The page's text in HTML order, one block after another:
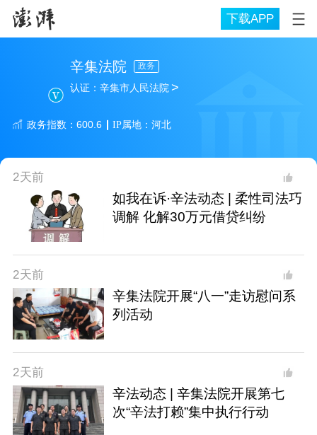
下载APP
辛集法院 政务
认证：辛集市人民法院 >
政务指数：600.6 IP属地： 河北
2天前
如我在诉·辛法动态 | 柔性司法巧
调解 化解30万元借贷纠纷
2天前
辛集法院开展“八一”走访慰问系
列活动
2天前
辛法动态 | 辛集法院开展第七
次“辛法打赖”集中执行行动